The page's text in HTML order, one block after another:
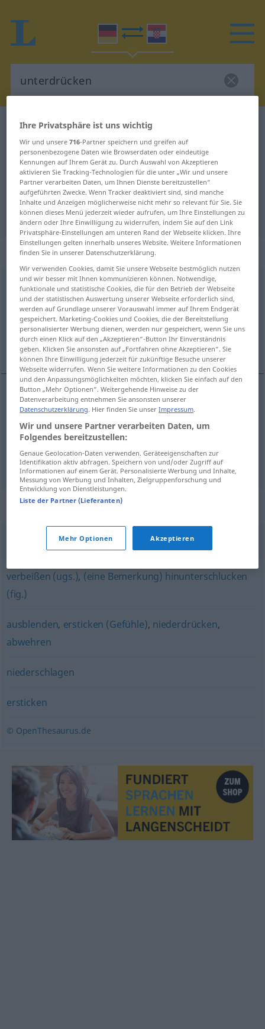
Deutsch-Kroatisch Wörterbuch
Deutsch-Kroatisch Übersetzung für
"unterdrücken"
"unterdrücken" Kroatisch
Übersetzung
„unterdrücken“
unterdrücken
Übersicht aller Übersetzungen
(Für mehr Details die Übersetzung anklicken/antippen)
potlačiti , suzbiti , prigušiti
potlačiti(-čivati) unterdrückenVolk
suzbiti(-ijati) unterdrücken
prigušiti(-ušivati) unterdrücken Lachen
Synonyme für "unterdrücken"
sanktionieren (fachspr.) maßregeln
verbeißen (ugs.), (eine Bemerkung) hinunterschlucken
(fig.)
ausblenden, ersticken (Gefühle), niederdrücken,
abwehren
niederschlagen
ersticken
© OpenThesaurus.de
Ihre Privatsphäre ist uns wichtig
Wir und unsere716-Partner speichern und greifen auf
personenbezogene Daten wie Browserdaten oder eindeutige
Kennungen auf Ihrem Gerät zu. Durch Auswahl von Akzeptieren
aktivieren Sie Tracking-Technologien für die unter „Wir und unsere
Partner verarbeiten Daten, um Ihnen Dienste bereitzustellen“
aufgeführten Zwecke. Wenn Tracker deaktiviert sind, sind manche
Inhalte und Anzeigen möglicherweise nicht mehr so relevant für Sie. Sie
können dieses Menü jederzeit wieder aufrufen, um Ihre Einstellungen zu
ändern oder Ihre Einwilligung zu widerrufen, indem Sie auf den Link
Privatsphäre-Einstellungen am unteren Rand der Webseite klicken. Ihre
Einstellungen gelten innerhalb unseres Website. Weitere Informationen
finden Sie in unserer Datenschutzerklärung.
Wir verwenden Cookies, damit Sie unsere Webseite bestmöglich nutzen
und wir besser mit Ihnen kommunizieren können. Notwendige,
funktionale und statistische Cookies, die für den Betrieb der Webseite
und der statistischen Auswertung unserer Webseite erforderlich sind,
werden auf Grundlage unserer Vorauswahl immer auf Ihrem Endgerät
gespeichert. Marketing-Cookies und Cookies, die der Bereitstellung
personalisierter Werbung dienen, werden nur gespeichert, wenn Sie uns
durch einen Klick auf den „Akzeptieren“-Button Ihr Einverständnis
geben. Klicken Sie ansonsten auf „Fortfahren ohne Akzeptieren“. Sie
können Ihre Einwilligung jederzeit für zukünftige Besuche unserer
Webseite widerrufen. Wenn Sie weitere Informationen zu den Cookies
und den Anpassungsmöglichkeiten möchten, klicken Sie einfach auf den
Button „Mehr Optionen“. Weitergehende Hinweise zu der
Datenverarbeitung entnehmen Sie ansonsten unserer
Datenschutzerklärung. Hier finden Sie unserImpressum.
Wir und unsere Partner verarbeiten Daten, um
Folgendes bereitzustellen:
Genaue Geolocation-Daten verwenden. Geräteeigenschaften zur
Identifikation aktiv abfragen. Speichern von und/oder Zugriff auf
Informationen auf einem Gerät. Personalisierte Werbung und Inhalte,
Messung von Werbung und Inhalten, Zielgruppenforschung und
Entwicklung von Dienstleistungen.
Liste der Partner (Lieferanten)
Mehr Optionen Akzeptieren